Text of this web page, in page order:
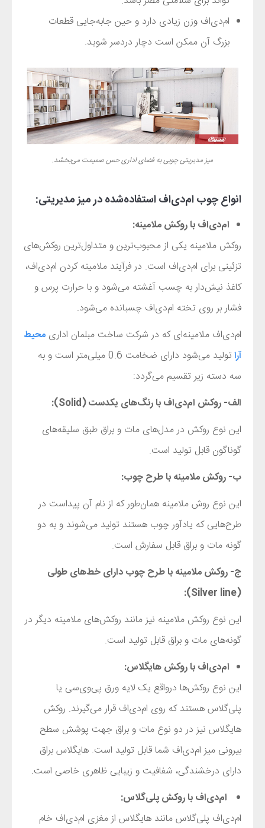
ام‌دی‌اف وزن زیادی دارد و حین جابه‌جایی قطعات
بزرگ آن ممکن است دچار دردسر شوید.
میز مدیریتی چوبی به فضای اداری حس صمیمت می‌بخشد.
انواع چوب ام‌دی‌اف استفاده‌شده در میز مدیریتی:
ام‌دی‌اف با روکش ملامینه:
روکش ملامینه یکی از محبوب‌ترین و متداول‌ترین روکش‌های
تزئینی برای ام‌دی‌اف است. در فرآیند ملامینه کردن ام‌دی‌اف،
کاغذ نیش‌دار به چسب آغشته می‌شود و با حرارت پرس و
فشار بر روی تخته‌ ام‌دی‌اف چسبانده می‌شود.
ام‌دی‌اف ملامینه‌ای که در شرکت ساخت مبلمان اداری محیط
آرا
تولید می‌شود دارای ضخامت 0.6 میلی‌متر است و به
سه دسته زیر تقسیم می‌گردد:
الف- روکش ام‌دی‌اف با رنگ‌های یکدست (Solid
):
این نوع روکش در مدل‌های مات و براق طبق سلیقه‌های
گوناگون قابل تولید است.
ب- روکش ملامینه با طرح چوب:
این نوع روش ملامینه همان‌طور که از نام آن پیداست در
طرح‌هایی که یادآور چوب هستند تولید می‌شوند و به دو
گونه مات و براق قابل سفارش است.
ج- روکش ملامینه با طرح چوب دارای خط‌های طولی
(
Silver line
):
این نوع روکش ملامینه نیز مانند روکش‌های ملامینه دیگر در
گونه‌های مات و براق قابل تولید است.
ام‌دی‌اف با روکش هایگلاس:
این نوع روکش‌ها درواقع یک لایه ورق پی‌وی‌سی یا
پلی‌گلاس هستند که روی ام‌دی‌اف قرار می‌گیرند. روکش
هایگلاس نیز در دو نوع مات و براق جهت پوشش سطح
بیرونی میز ام‌دی‌اف شما قابل تولید است. هایگلاس براق
دارای درخشندگی، شفافیت و زیبایی ظاهری خاصی است.
ام‌دی‌اف با روکش پلی‌گلاس:
ام‌دی‌اف پلی‌گلاس مانند هایگلاس از مغزی ام‌دی‌اف خام